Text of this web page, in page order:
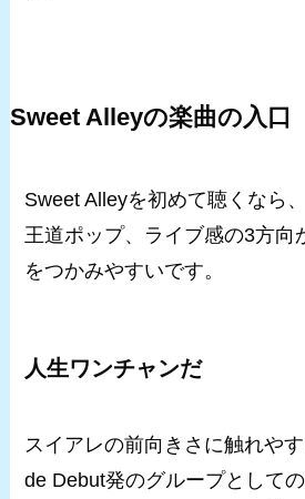
Sweet Alleyの楽曲の入口
Sweet Alleyを初めて聴くなら
王道ポップ、ライブ感の3方向
をつかみやすいです。
人生ワンチャンだ
スイアレの前向きさに触れや
de Debut発のグループとして